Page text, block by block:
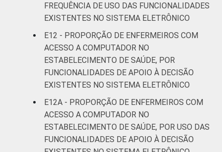
FREQUÊNCIA DE USO DAS FUNCIONALIDADES
EXISTENTES NO SISTEMA ELETRÔNICO
E12 - PROPORÇÃO DE ENFERMEIROS COM
ACESSO A COMPUTADOR NO
ESTABELECIMENTO DE SAÚDE, POR
FUNCIONALIDADES DE APOIO À DECISÃO
EXISTENTES NO SISTEMA ELETRÔNICO
E12A - PROPORÇÃO DE ENFERMEIROS COM
ACESSO A COMPUTADOR NO
ESTABELECIMENTO DE SAÚDE, POR USO DAS
FUNCIONALIDADES DE APOIO À DECISÃO